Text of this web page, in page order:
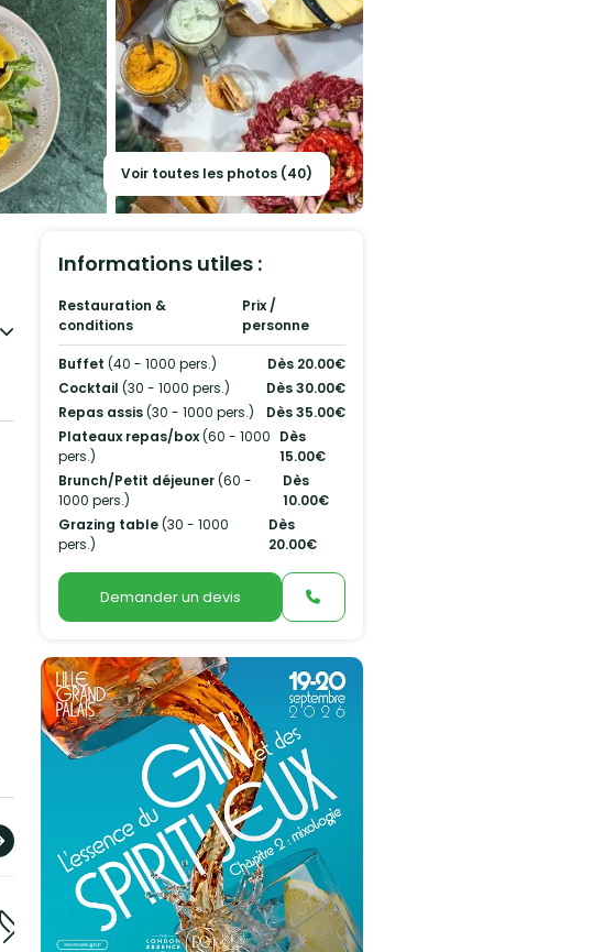
Voir toutes les photos (40)
Informations utiles :
Restauration &
conditions
Prix /
personne
Buffet(40 - 1000 pers.)
Dès 20.00€
Cocktail(30 - 1000 pers.)
Dès 30.00€
Repas assis(30 - 1000 pers.)
Dès 35.00€
Plateaux repas/box(60 - 1000
pers.)
Dès
15.00€
Brunch/Petit déjeuner(60 -
1000 pers.)
Dès
10.00€
Grazing table(30 - 1000
pers.)
Dès
20.00€
Demander un devis